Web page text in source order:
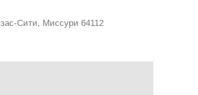
Сити, Миссури 64112